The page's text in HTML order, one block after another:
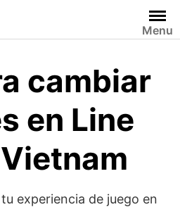
Menu
cambiar
en Line
experiencia de juego en